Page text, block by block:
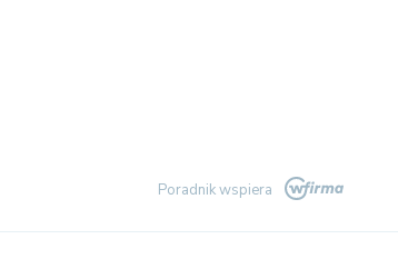
Poradnik wspiera